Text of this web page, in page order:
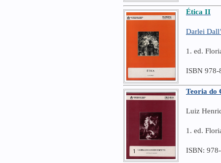
Ética II
Darlei
1. ed.
ISBN 978-
Teoria do
Luiz
1. ed.
ISBN: